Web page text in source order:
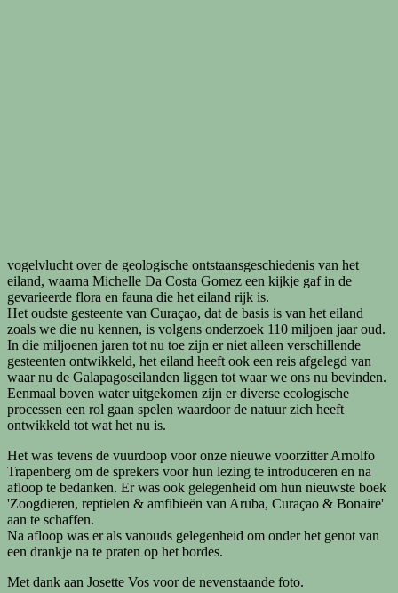
vogelvlucht over de geologische ontstaansgeschiedenis van het
eiland, waarna Michelle Da Costa Gomez een kijkje gaf in de
gevarieerde flora en fauna die het eiland rijk is.
Het oudste gesteente van Curaçao, dat de basis is van het eiland
zoals we die nu kennen, is volgens onderzoek 110 miljoen jaar oud.
In die miljoenen jaren tot nu toe zijn er niet alleen verschillende
gesteenten ontwikkeld, het eiland heeft ook een reis afgelegd van
waar nu de Galapagoseilanden liggen tot waar we ons nu bevinden.
Eenmaal boven water uitgekomen zijn er diverse ecologische
processen een rol gaan spelen waardoor de natuur zich heeft
ontwikkeld tot wat het nu is.
Het was tevens de vuurdoop voor onze nieuwe voorzitter Arnolfo
Trapenberg om de sprekers voor hun lezing te introduceren en na
afloop te bedanken. Er was ook gelegenheid om hun nieuwste boek
'Zoogdieren, reptielen & amfibieën van Aruba, Curaçao & Bonaire'
aan te schaffen.
Na afloop was er als vanouds gelegenheid om onder het genot van
een drankje na te praten op het bordes.
Met dank aan Josette Vos voor de nevenstaande foto.